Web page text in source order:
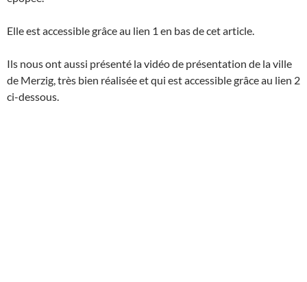
Elle est accessible grâce au lien 1 en bas de cet article.
Ils nous ont aussi présenté la vidéo de présentation de la ville
de Merzig, très bien réalisée et qui est accessible grâce au lien 2
ci-dessous.